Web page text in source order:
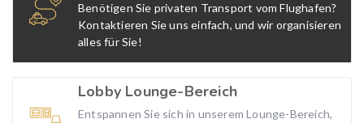
Benötigen Sie privaten Transport vom Flughafen?
Kontaktieren Sie uns einfach, und wir organisieren
alles für Sie!
Lobby Lounge-Bereich
Entspannen Sie sich in unserem Lounge-Bereich,